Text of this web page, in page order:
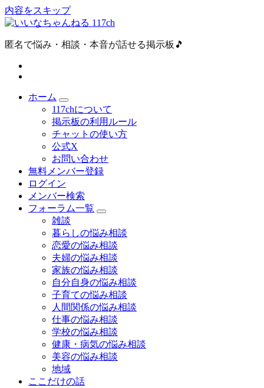
内容をスキップ
匿名で悩み・相談・本音が話せる掲示板🎵
ホーム
117chについて
掲示板の利用ルール
チャットの使い方
公式X
お問い合わせ
無料メンバー登録
ログイン
メンバー検索
フォーラム一覧
雑談
暮らしの悩み相談
恋愛の悩み相談
夫婦の悩み相談
家族の悩み相談
自分自身の悩み相談
子育ての悩み相談
人間関係の悩み相談
仕事の悩み相談
学校の悩み相談
健康・病気の悩み相談
美容の悩み相談
地域
ここだけの話